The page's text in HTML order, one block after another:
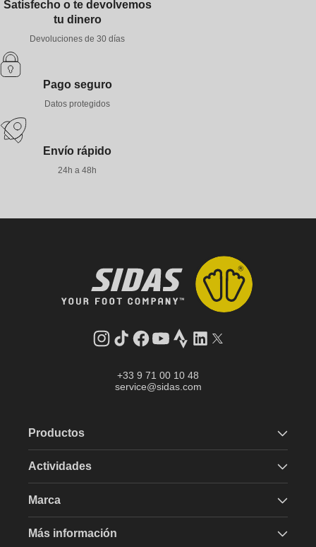
Satisfecho o te devolvemos
tu dinero
Devoluciones de 30 días
Pago seguro
Datos protegidos
Envío rápido
24h a 48h
Instagram
tiktokfacebookyoutubeStravaLinkedInGorjeo
+33 9 71 00 10 48
service@sidas.com
Productos
Actividades
Marca
Más información